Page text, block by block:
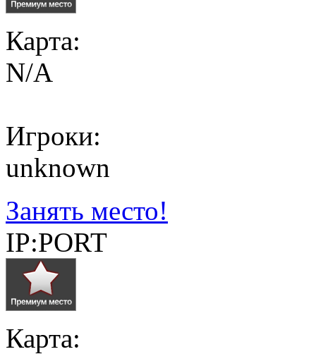
Карта:
N/A
Игроки:
unknown
Занять место!
IP:PORT
Карта: